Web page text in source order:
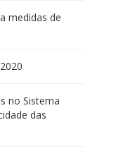
medidas de
no Sistema
das